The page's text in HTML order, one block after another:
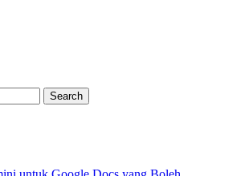
Search